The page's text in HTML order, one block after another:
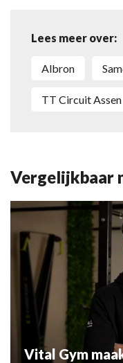
Lees meer over:
Albron
TT Circuit Assen
Vergelijkbaar
Vital Gym